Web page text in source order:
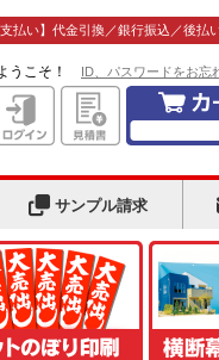
支払い】代金引換／銀行振込／後払
うこそ！ ID、パスワードをお忘
サンプル請求